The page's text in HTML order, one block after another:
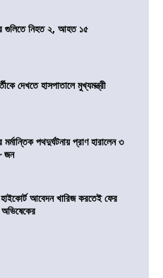
গুলিতে নিহত ২, আহত ১৫
দেখতে হাসপাতালে মুখ্যমন্ত্রী
পথদুর্ঘটনায় প্রাণ হারালেন ৩
জন
হাইকোর্ট আবেদন খারিজ করতেই ফের